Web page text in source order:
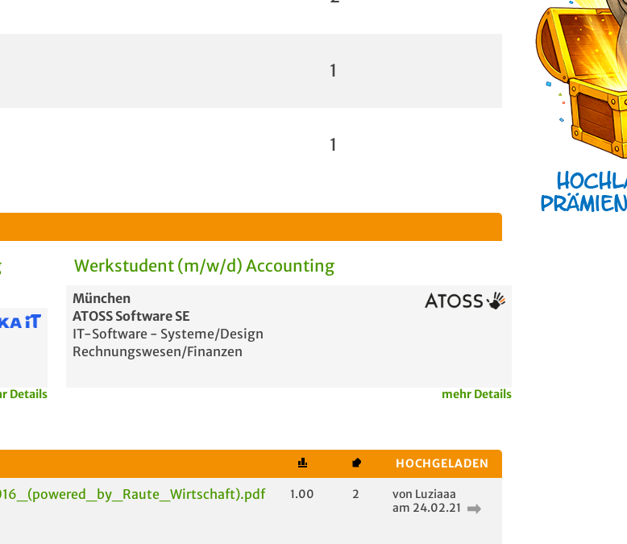
1
1
Details
Werkstudent (m/w/d) Accounting
München
ATOSS Software SE
IT-Software - Systeme/Design
Rechnungswesen/Finanzen
mehr Details
HOCHGELADEN
1.00 2
von Luziaaa
am 24.02.21